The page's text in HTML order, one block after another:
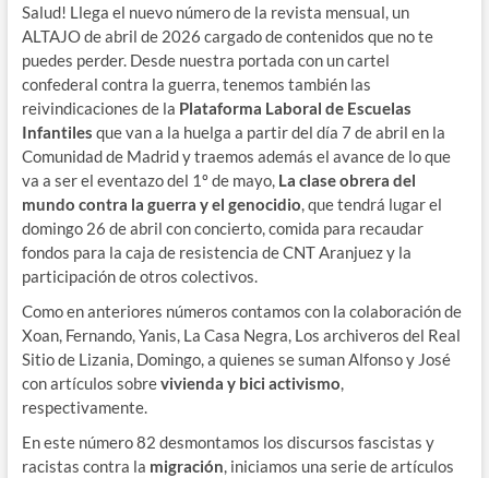
Salud! Llega el nuevo número de la revista mensual, un
ALTAJO de abril de 2026 cargado de contenidos que no te
puedes perder. Desde nuestra portada con un cartel
confederal contra la guerra, tenemos también las
reivindicaciones de la Plataforma Laboral de Escuelas
Infantiles que van a la huelga a partir del día 7 de abril en la
Comunidad de Madrid y traemos además el avance de lo que
va a ser el eventazo del 1º de mayo, La clase obrera del
mundo contra la guerra y el genocidio, que tendrá lugar el
domingo 26 de abril con concierto, comida para recaudar
fondos para la caja de resistencia de CNT Aranjuez y la
participación de otros colectivos.
Como en anteriores números contamos con la colaboración de
Xoan, Fernando, Yanis, La Casa Negra, Los archiveros del Real
Sitio de Lizania, Domingo, a quienes se suman Alfonso y José
con artículos sobrevivienda y bici activismo,
respectivamente.
En este número 82 desmontamos los discursos fascistas y
racistas contra la migración, iniciamos una serie de artículos